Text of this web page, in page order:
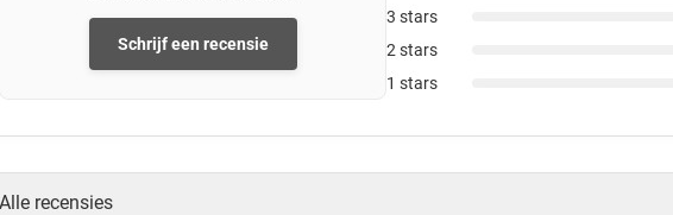
Schrijf een recensie
3 stars
2 stars
1 stars
Alle recensies